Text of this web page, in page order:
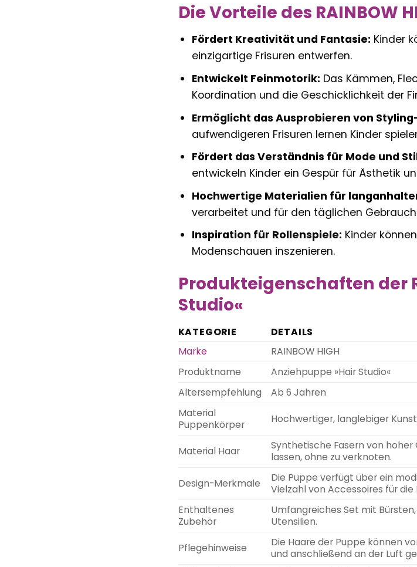
Die Vorteile des RAINBOW
Fördert Kreativität und Fantasie: Kinder
einzigartige Frisuren entwerfen.
Entwickelt Feinmotorik: Das Kämmen,
Koordination und die Geschicklichkeit der
Ermöglicht das Ausprobieren von
aufwendigeren Frisuren lernen Kinder
Fördert das Verständnis für Mode und
entwickeln Kinder ein Gespür für Ästhetik
Hochwertige Materialien für
verarbeitet und für den täglichen Gebrauch
Inspiration für Rollenspiele: Kinder
Modenschauen inszenieren.
Produkteigenschaften der
Studio«
KATEGORIE
DETAILS
Marke
RAINBOW HIGH
Produktname
Anziehpuppe »Hair Studio«
Altersempfehlung
Ab 6 Jahren
Material
Puppenkörper
Hochwertiger, langlebiger
Material Haar
Synthetische Fasern von
lassen, ohne zu verknoten.
Design-Merkmale
Die Puppe verfügt über ein
Vielzahl von Accessoires für
Enthaltenes
Zubehör
Umfangreiches Set mit
Utensilien.
Pflegehinweise
Die Haare der Puppe können
und anschließend an der Luft